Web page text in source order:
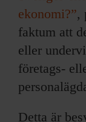
ekonomi?”,
faktum att
eller
företags-
Detta är